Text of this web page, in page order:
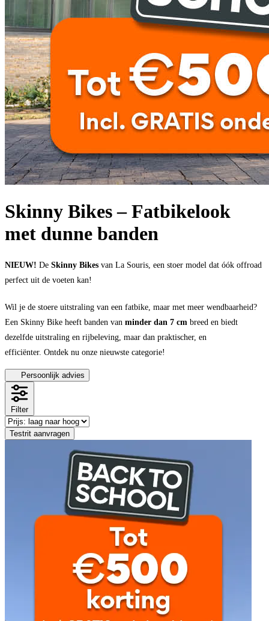
Skinny Bikes – Fatbikelook
met dunne banden
NIEUW! De Skinny Bikes van La Souris, een stoer model dat óók offroad
perfect uit de voeten kan!
Wil je de stoere uitstraling van een fatbike, maar met meer wendbaarheid?
Een Skinny Bike heeft banden van minder dan 7 cm breed en biedt
dezelfde uitstraling en rijbeleving, maar dan praktischer, en
efficiënter. Ontdek nu onze nieuwste categorie!
Persoonlijk advies
Filter
Testrit aanvragen